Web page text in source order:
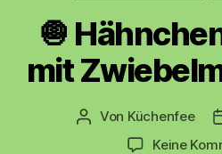
🧅
mit
Beitragsautor
Von Küchenfee
Keine